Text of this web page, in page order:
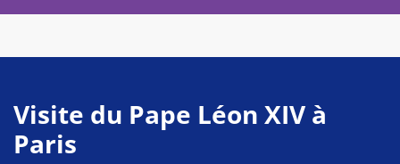
Visite du Pape Léon XIV à
Paris